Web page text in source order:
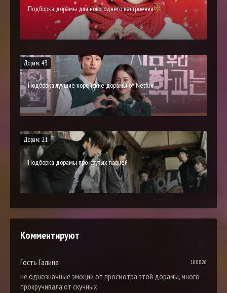
Подборка дорамы для новогоднего настроения
Дорам: 43
Подборка лучшие корейские дорамы от Netflix
Дорам: 21
Подборка дорамы про крутых парней
Комментируют
Гость Галина 10.08.26
не однозначные эмоции от просмотра этой дорамы, много
прокручивала от скучных